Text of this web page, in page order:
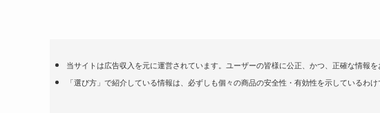
当サイトは広告収入を元に運営されています。ユーザーの皆様に公正、かつ、正確な情報
「選び方」で紹介している情報は、必ずしも個々の商品の安全性・有効性を示しているわ